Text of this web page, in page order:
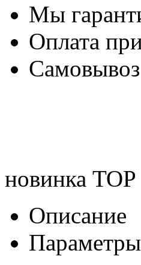
Мы
Оплата
Самовывоз
новинка TOP
Описание
Параметры